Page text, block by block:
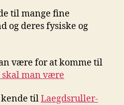
hjælpemidler
dertil
til mange fine
og deres fysiske og
være for at komme til
man være
kende tilLaegdsruller-